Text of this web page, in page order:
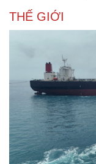
THẾ GIỚI